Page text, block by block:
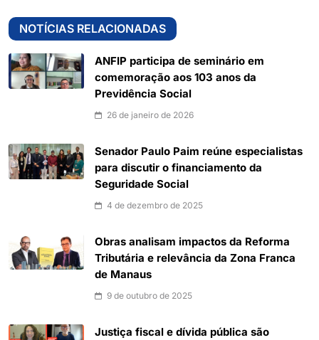
NOTÍCIAS RELACIONADAS
ANFIP participa de seminário em
comemoração aos 103 anos da
Previdência Social
26 de janeiro de 2026
Senador Paulo Paim reúne especialistas
para discutir o financiamento da
Seguridade Social
4 de dezembro de 2025
Obras analisam impactos da Reforma
Tributária e relevância da Zona Franca
de Manaus
9 de outubro de 2025
Justiça fiscal e dívida pública são